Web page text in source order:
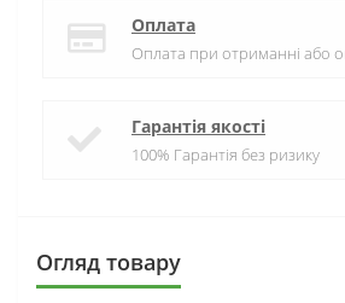
Оплата
Оплата при отриманні або
Гарантія якості
100% Гарантія без ризику
Огляд товару